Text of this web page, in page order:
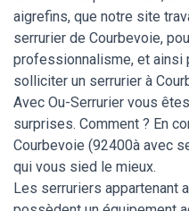
aigrefins, que notre site
serrurier de Courbevoie,
professionnalisme, et ainsi
solliciter un serrurier à
Avec Ou-Serrurier vous
surprises. Comment ? En
Courbevoie (92400à avec
qui vous sied le mieux.
Les serruriers appartenant